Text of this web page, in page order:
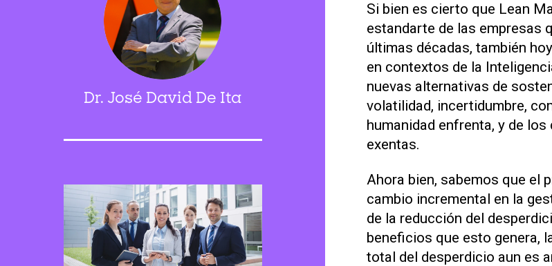
Dr. José David De Ita
Si bien es cierto que Lean
estandarte de las empresas
últimas décadas, también
en contextos de la
nuevas alternativas de
volatilidad, incertidumbre,
humanidad enfrenta, y de
exentas.
Ahora bien, sabemos que el
cambio incremental en la
de la reducción del
beneficios que esto genera,
total del desperdicio aun es